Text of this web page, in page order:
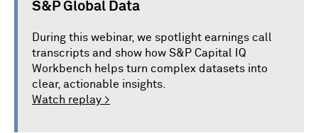
S&P Global Data
During this webinar, we spotlight earnings call
transcripts and show how S&P Capital IQ
Workbench helps turn complex datasets into
clear, actionable insights.
Watch replay >